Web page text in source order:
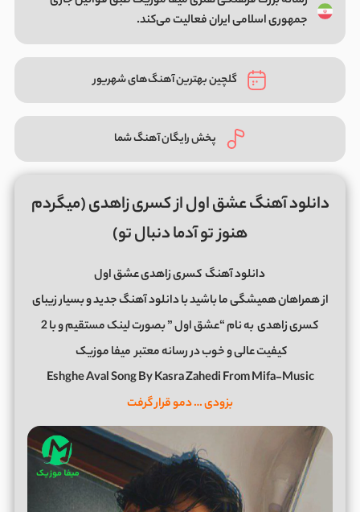
جمهوری اسلامی ایران فعالیت می‌کند.
گلچین بهترین آهنگ‌های شهریور
پخش رایگان آهنگ شما
دانلود آهنگ عشق اول از کسری زاهدی (میگردم
هنوز تو آدما دنبال تو)
دانلود آهنگکسری زاهدی عشق اول
از همراهان همیشگی ما باشید با دانلود آهنگ جدید و بسیار زیبای
کسری زاهدی
به نام “عشق اول ” بصورت لینک مستقیم و با 2
کیفیت عالی و خوب در رسانه معتبرمیفا موزیک
Eshghe Aval Song By Kasra Zahedi From Mifa-Music
بزودی … دمو قرار گرفت